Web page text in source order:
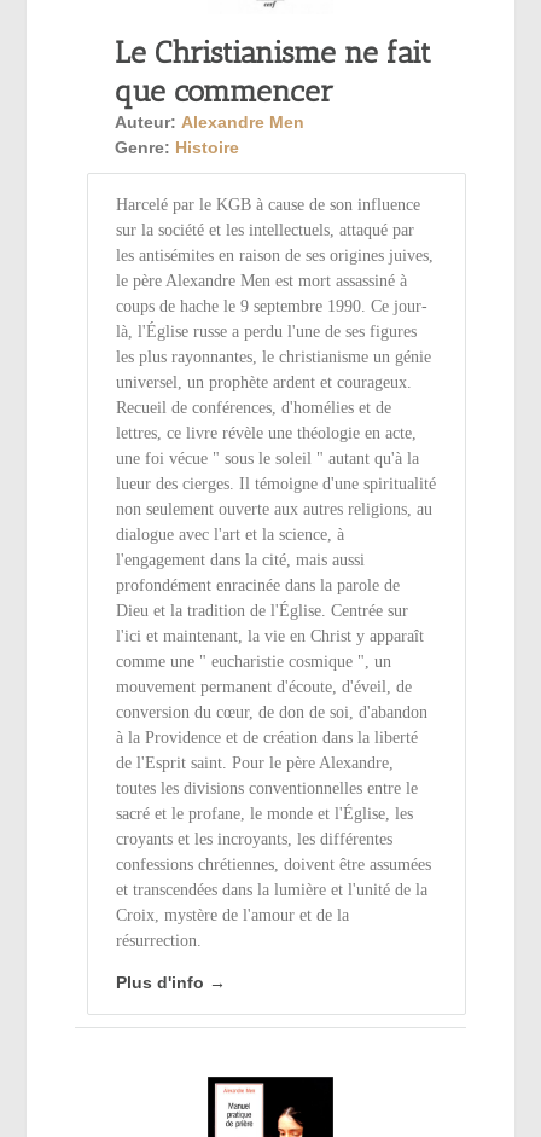
Le Christianisme ne fait
que commencer
Auteur: Alexandre Men
Genre: Histoire
Harcelé par le KGB à cause de son influence
sur la société et les intellectuels, attaqué par
les antisémites en raison de ses origines juives,
le père Alexandre Men est mort assassiné à
coups de hache le 9 septembre 1990. Ce jour-
là, l'Église russe a perdu l'une de ses figures
les plus rayonnantes, le christianisme un génie
universel, un prophète ardent et courageux.
Recueil de conférences, d'homélies et de
lettres, ce livre révèle une théologie en acte,
une foi vécue " sous le soleil " autant qu'à la
lueur des cierges. Il témoigne d'une spiritualité
non seulement ouverte aux autres religions, au
dialogue avec l'art et la science, à
l'engagement dans la cité, mais aussi
profondément enracinée dans la parole de
Dieu et la tradition de l'Église. Centrée sur
l'ici et maintenant, la vie en Christ y apparaît
comme une " eucharistie cosmique ", un
mouvement permanent d'écoute, d'éveil, de
conversion du cœur, de don de soi, d'abandon
à la Providence et de création dans la liberté
de l'Esprit saint. Pour le père Alexandre,
toutes les divisions conventionnelles entre le
sacré et le profane, le monde et l'Église, les
croyants et les incroyants, les différentes
confessions chrétiennes, doivent être assumées
et transcendées dans la lumière et l'unité de la
Croix, mystère de l'amour et de la
résurrection.
Plus d'info →